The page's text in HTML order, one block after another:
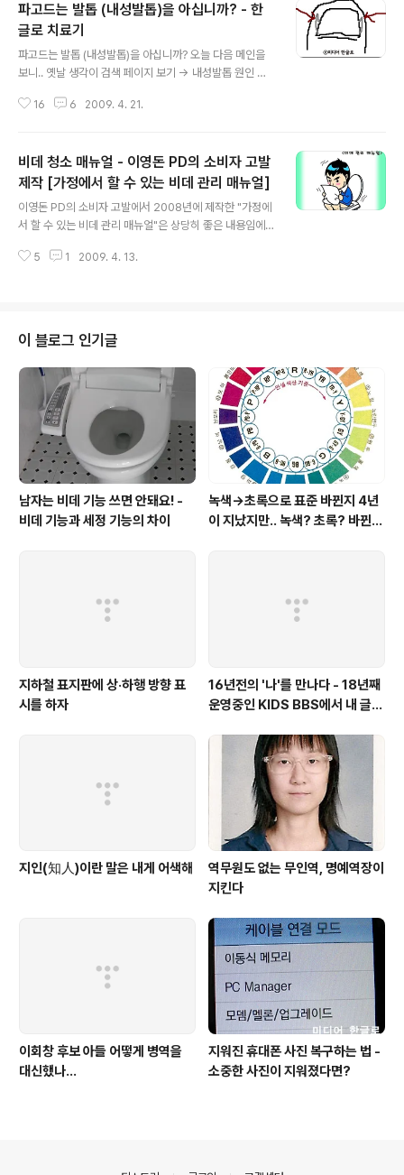
파고드는 발톱 (내성발톱)을 아십니까? - 한
글로 치료기
파고드는 발톱 (내성발톱)을 아십니까? 오늘 다음 메인을
보니.. 옛날 생각이 검색 페이지 보기 -> 내성발톱 원인 검
르는 그 것. 영어로는 ingrowing nail 이다. 말 그대로 발
다 고름이 난다. 정말 아파서 팔짝 뛴다. 나는 이 병을 군대
에서 겪었다. 전투화 덕분에 생긴 병이었는데, 몇년을 고생
했다. 매일 일과가 끝나고 고름을 짜내는 것이 일과였고, 곪
을까봐 마이신을 얻어다 먹기도 했다. 매일 소독하고.. 매일
96년이었다. 제대후에도 계속 고생하다가.. 2001년..
16 6 2009. 4. 21.
비데 청소 매뉴얼 - 이영돈 PD의 소비자 고발
제작 [가정에서 할 수 있는 비데 관리 매뉴얼]
이영돈 PD의 소비자 고발에서 2008년에 제작한 "가정에
서 할 수 있는 비데 관리 매뉴얼"은 상당히 좋은 내용임에
생각해볼 때, 그리고 이 자료를 만든 의미를 생각해 볼 때,
iew.do?boardName=1ts_1004_notice01&messa
geId=25067952&messageCategoryId=0&start
Id=1hGT3%7E&startPage=1&curPage=1&searc
hType=title&searchText=&searchDays=0&last
5 1 2009. 4. 13.
이 블로그 인기글
남자는 비데 기능 쓰면 안돼요! -
비데 기능과 세정 기능의 차이
녹색→초록으로 표준 바뀐지 4년
이 지났지만.. 녹색? 초록? 바뀐
지하철 표지판에 상·하행 방향 표
시를 하자
16년전의 '나'를 만나다 - 18년째
운영중인 KIDS BBS에서 내 글을
지인(知人)이란 말은 내게 어색해
역무원도 없는 무인역, 명예역장이
지킨다
이회창 후보 아들 어떻게 병역을
대신했나...
지워진 휴대폰 사진 복구하는 법 -
소중한 사진이 지워졌다면?